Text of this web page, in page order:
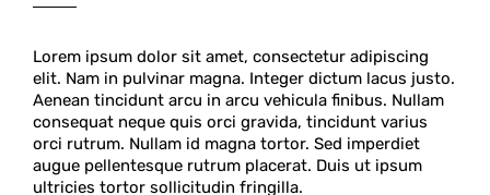
Lorem ipsum dolor sit amet, consectetur adipiscing
elit. Nam in pulvinar magna. Integer dictum lacus justo.
Aenean tincidunt arcu in arcu vehicula finibus. Nullam
consequat neque quis orci gravida, tincidunt varius
orci rutrum. Nullam id magna tortor. Sed imperdiet
augue pellentesque rutrum placerat. Duis ut ipsum
ultricies tortor sollicitudin fringilla.